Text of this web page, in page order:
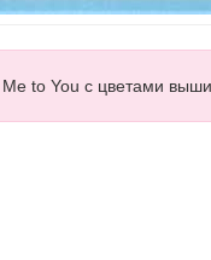
to You с цветами